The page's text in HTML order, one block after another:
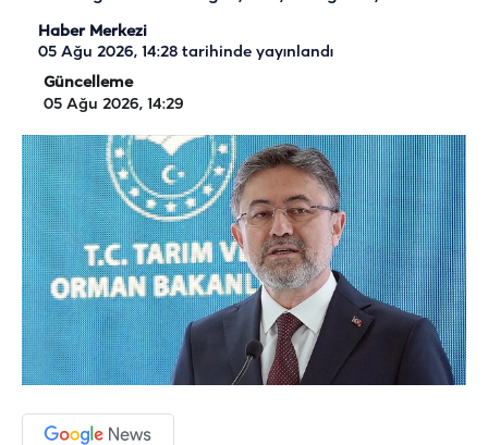
Haber Merkezi
05 Ağu 2026, 14:28 tarihinde yayınlandı
Güncelleme
05 Ağu 2026, 14:29